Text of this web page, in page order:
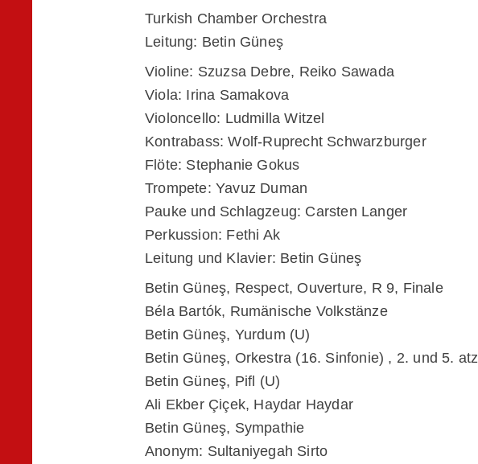
Turkish Chamber Orchestra
Leitung: Betin Güneş
Violine: Szuzsa Debre, Reiko Sawada
Viola: Irina Samakova
Violoncello: Ludmilla Witzel
Kontrabass: Wolf-Ruprecht Schwarzburger
Flöte: Stephanie Gokus
Trompete: Yavuz Duman
Pauke und Schlagzeug: Carsten Langer
Perkussion: Fethi Ak
Leitung und Klavier: Betin Güneş
Betin Güneş, Respect, Ouverture, R 9, Finale
Béla Bartók, Rumänische Volkstänze
Betin Güneş, Yurdum (U)
Betin Güneş, Orkestra (16. Sinfonie) , 2. und 5. atz
Betin Güneş, Pifl (U)
Ali Ekber Çiçek, Haydar Haydar
Betin Güneş, Sympathie
Anonym: Sultaniyegah Sirto